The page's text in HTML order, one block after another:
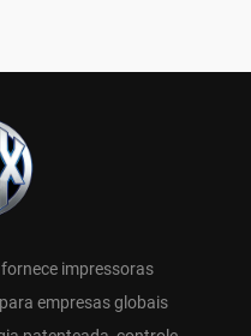
impressoras
para empresas globais